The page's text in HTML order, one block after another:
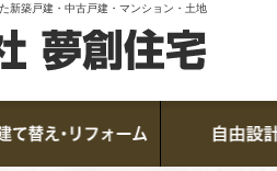
新築戸建・中古戸建・マンション・土地